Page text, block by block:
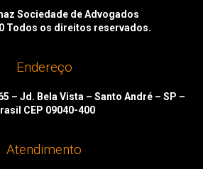
Sociedade de Advogados
Todos os direitos reservados.
Endereço
– Jd. Bela Vista – Santo André – SP –
CEP 09040-400
Atendimento